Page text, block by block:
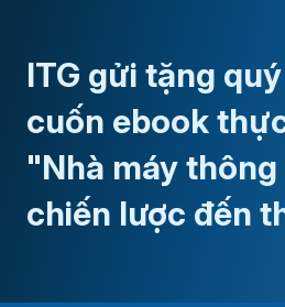
ITG gửi tặng
cuốn ebook
"Nhà máy
chiến lược đến